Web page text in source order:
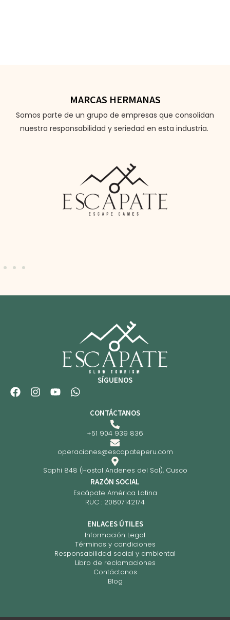
MARCAS HERMANAS
Somos parte de un grupo de empresas que consolidan
nuestra responsabilidad y seriedad en esta industria.
SÍGUENOS
CONTÁCTANOS
+51 904 939 836
operaciones@escapateperu.com
Saphi 848 (Hostal Andenes del Sol), Cusco
RAZÓN SOCIAL
Escápate América Latina
RUC : 20607142174
ENLACES ÚTILES
Información Legal
Términos y condiciones
Responsabilidad social y ambiental
Libro de reclamaciones
Contáctanos
Blog